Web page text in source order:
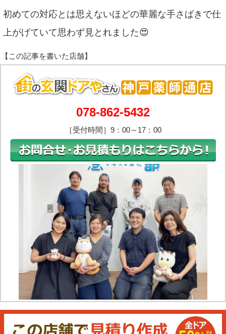
初めての対応とは思えないほどの華麗な手さばきで仕
上がげていて思わず見とれました😍
078-862-5432
［受付時間］9：00～17：00